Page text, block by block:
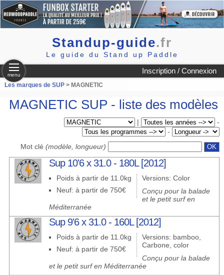
Standup-guide.fr
Le guide du Stand up Paddle
Inscription / Connexion
menu
Les marques de SUP> MAGNETIC
MAGNETIC SUP - liste des modèles
|
-
-
Mot clé(modèle, longueur)
Sup 10'6 x 31.0 - 180L [2012]
Poids à partir de 11.0kg
Neuf: à partir de 750€
Versions: Color
Conçu pour la balade
et le petit surf en
Méditerranée
Sup 9'6 x 31.0 - 160L [2012]
Poids à partir de 11.0kg
Neuf: à partir de 750€
Versions: bamboo,
Carbone, color
Conçu pour la balade
et le petit surf en Méditerranée